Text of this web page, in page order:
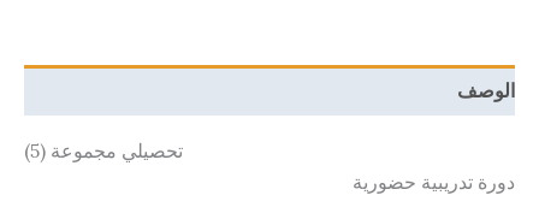
الوصف
تحصيلي مجموعة (5)
دورة تدريبية حضورية